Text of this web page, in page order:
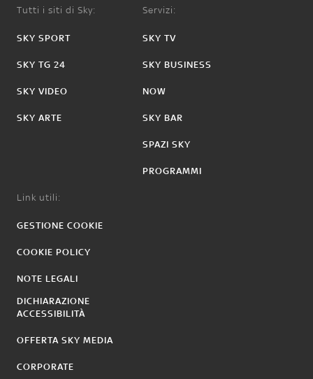
Tutti i siti di Sky:
SKY SPORT
SKY TG 24
SKY VIDEO
SKY ARTE
Servizi:
SKY TV
SKY BUSINESS
NOW
SKY BAR
SPAZI SKY
PROGRAMMI
Link utili:
GESTIONE COOKIE
COOKIE POLICY
NOTE LEGALI
DICHIARAZIONE
ACCESSIBILITÀ
OFFERTA SKY MEDIA
CORPORATE